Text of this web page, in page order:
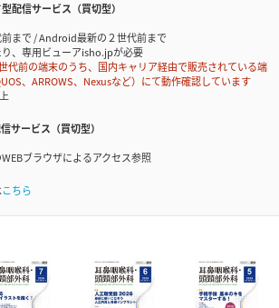
配信サービス（買切型）
まで / Android最新の２世代前まで
、専用ビューアisho.jpが必要
前の端末のうち、国内キャリア経由で販売されている端
、ARROWS、Nexusなど）にて動作確認しています
サービス（買切型）
ブラウザによるアクセス参照
こちら